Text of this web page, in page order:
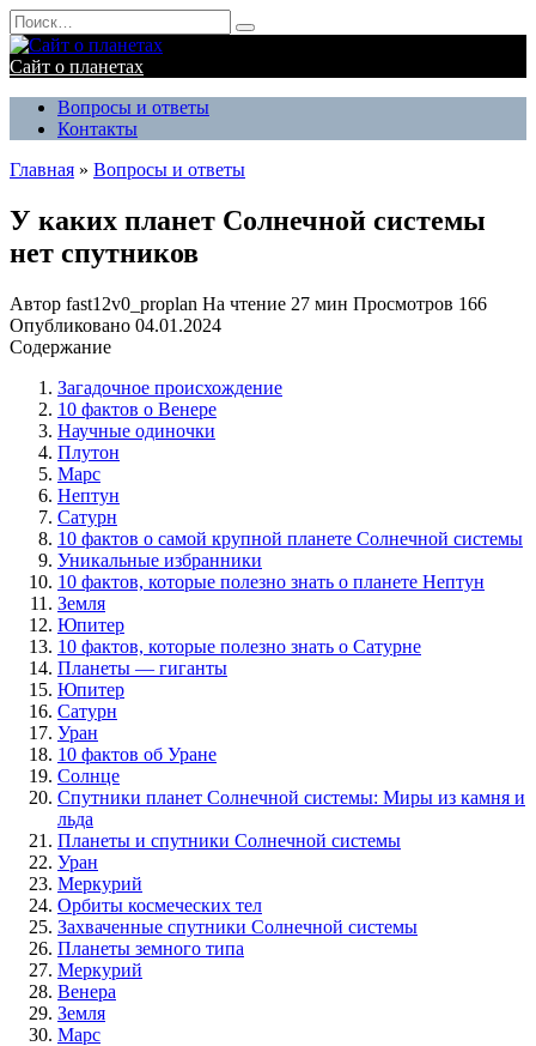
Перейти
к
содержанию
Search
for:
Сайт о планетах
Вопросы и ответы
Контакты
Главная » Вопросы и ответы
У каких планет Солнечной системы
нет спутников
Автор fast12v0_proplan На чтение 27 мин Просмотров 166
Опубликовано 04.01.2024
Содержание
Загадочное происхождение
10 фактов о Венере
Научные одиночки
Плутон
Марс
Нептун
Сатурн
10 фактов о самой крупной планете Солнечной системы
Уникальные избранники
10 фактов, которые полезно знать о планете Нептун
Земля
Юпитер
10 фактов, которые полезно знать о Сатурне
Планеты — гиганты
Юпитер
Сатурн
Уран
10 фактов об Уране
Солнце
Спутники планет Солнечной системы: Миры из камня и
льда
Планеты и спутники Солнечной системы
Уран
Меркурий
Орбиты космеческих тел
Захваченные спутники Солнечной системы
Планеты земного типа
Меркурий
Венера
Земля
Марс